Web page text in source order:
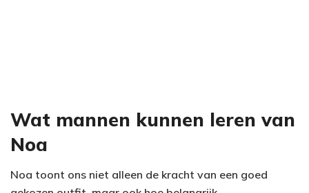
Wat mannen kunnen leren van
Noa
Noa toont ons niet alleen de kracht van een goed